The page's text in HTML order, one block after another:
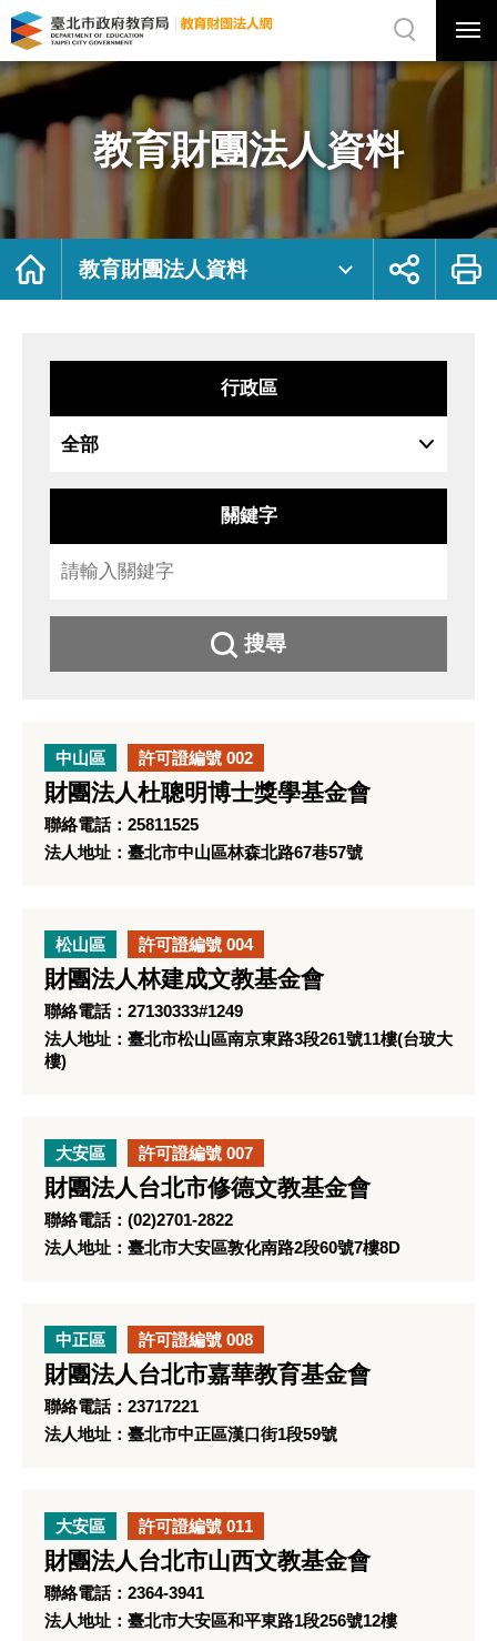
教
育
團
資
料
府
局
法
網
站
選
選
單
關
網
站
尋
教育財團法人資料
首
教育財團法人資料
展
鈕
列
行政區
關鍵字
搜尋
中山區 許可證編號 002
財團法人杜聰明博士獎學基金會
聯絡電話：25811525
法人地址：臺北市中山區林森北路67巷57號
松山區 許可證編號 004
財團法人林建成文教基金會
聯絡電話：27130333#1249
法人地址：臺北市松山區南京東路3段261號11樓(台玻大
樓)
大安區 許可證編號 007
財團法人台北市修德文教基金會
聯絡電話：(02)2701-2822
法人地址：臺北市大安區敦化南路2段60號7樓8D
中正區 許可證編號 008
財團法人台北市嘉華教育基金會
聯絡電話：23717221
法人地址：臺北市中正區漢口街1段59號
大安區 許可證編號 011
財團法人台北市山西文教基金會
聯絡電話：2364-3941
法人地址：臺北市大安區和平東路1段256號12樓